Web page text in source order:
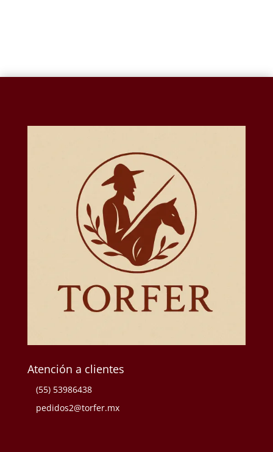
Atención a clientes
(55) 53986438
pedidos2@torfer.mx